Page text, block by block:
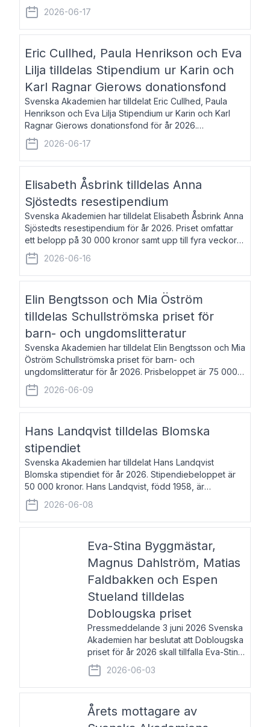
Stenroth och Svante Strandberg. Daniel Boyacioglu,
född 1981, är poet och scenartist. Josef
2026-06-17
Eric Cullhed, Paula Henrikson och Eva
Lilja tilldelas Stipendium ur Karin och
Karl Ragnar Gierows donationsfond
Svenska Akademien har tilldelat Eric Cullhed, Paula
Henrikson och Eva Lilja Stipendium ur Karin och Karl
Ragnar Gierows donationsfond för år 2026.
Stipendiebeloppet är på 70 000 kronor vardera. Eric
Cullhed, född 1985, är professor i grekis
2026-06-17
Elisabeth Åsbrink tilldelas Anna
Sjöstedts resestipendium
Svenska Akademien har tilldelat Elisabeth Åsbrink Anna
Sjöstedts resestipendium för år 2026. Priset omfattar
ett belopp på 30 000 kronor samt upp till fyra veckors
fri vistelse i Akademiens lägenhet i Berlin. Elisabeth
Åsbrink, född 1965 oc
2026-06-16
Elin Bengtsson och Mia Öström
tilldelas Schullströmska priset för
barn- och ungdomslitteratur
Svenska Akademien har tilldelat Elin Bengtsson och Mia
Öström Schullströmska priset för barn- och
ungdomslitteratur för år 2026. Prisbeloppet är 75 000
kronor vardera. Elin Bengtsson, född 1987, är författare
och forskare i genusvetenskap.
2026-06-09
Hans Landqvist tilldelas Blomska
stipendiet
Svenska Akademien har tilldelat Hans Landqvist
Blomska stipendiet för år 2026. Stipendiebeloppet är
50 000 kronor. Hans Landqvist, född 1958, är
professor i svenska vid Göteborgs universitet. Han
disputerade år 2000 på avhandlingen Författn
2026-06-08
Eva-Stina Byggmästar,
Magnus Dahlström, Matias
Faldbakken och Espen
Stueland tilldelas
Doblougska priset
Pressmeddelande 3 juni 2026 Svenska
Akademien har beslutat att Doblougska
priset för år 2026 skall tillfalla Eva-Stina
Byggmästar, Magnus Dahlström, Matias
Faldbakken samt Espen Stueland.
Prisbeloppet är 200 000 svenska
2026-06-03
Årets mottagare av